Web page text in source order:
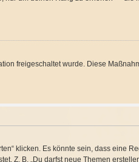
freigeschaltet wurde. Diese
klicken. Es könnte sein, dass eine
Z. B. „Du darfst neue Themen